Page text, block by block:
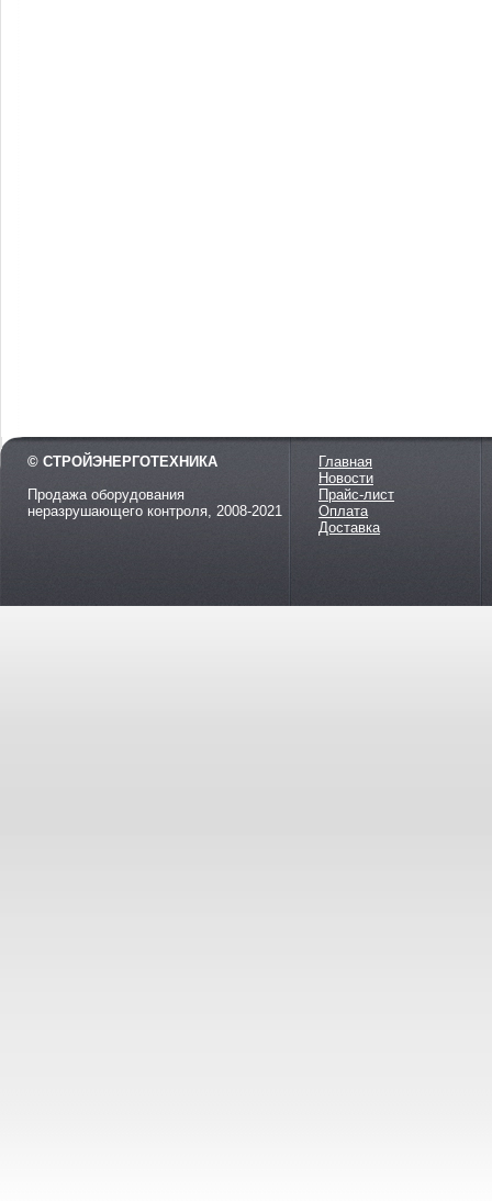
© СТРОЙЭНЕРГОТЕХНИКА
Продажа оборудования
неразрушающего контроля, 2008-2021
Главная
Новости
Прайс-лист
Оплата
Доставка